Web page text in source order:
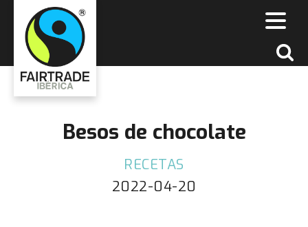
Besos de chocolate
RECETAS
2022-04-20